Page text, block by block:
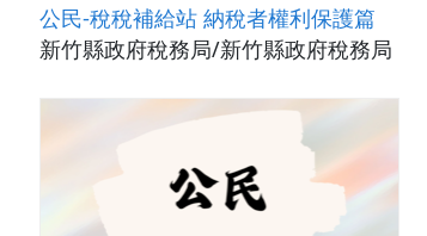
公民-稅稅補給站 納稅者權利保護篇
新竹縣政府稅務局/新竹縣政府稅務局